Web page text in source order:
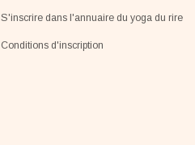
S'inscrire dans l'annuaire du yoga du rire
Conditions d'inscription